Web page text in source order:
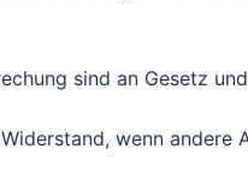
sind an Gesetz
wenn andere